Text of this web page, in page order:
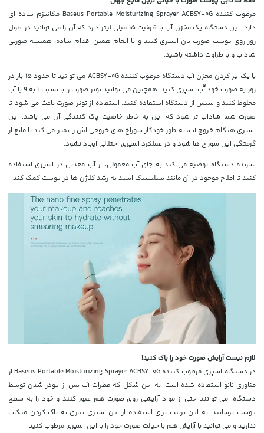
مرطوب کننده Baseus Portable Moisturizing Sprayer ACBSY-0G مکانیزم ساده ای
دارد. این دستگاه یک مخزن آب با ظرفیت 15 میلی لیتر دارد که آن را می توانید در طول
روز روی پوست صورت تان اسپری کنید و با انجام همین اقدام ساده، همیشه صورتی
شاداب و با طراوت داشته باشید.
با یک پر کردن مخزن آب دستگاه مرطوب کنندهACBSY-0G
می توانید تا حدود 15 بار در
روز به صورت خود آّب اسپری کنید. همچنین می توانید تونر صورت را با نسبت 1 به 9 با آب
مخلوط کنید و سپس از دستگاه استفاده کنید. استفاده از تونر صورت باعث می شود تا
صورت شما شاداب تر شود که این به خاطر خاصیت پاک کنندگی آن می باشد. این
اسپری هنگام خروج آب، به طور خودکار سوراخ های خروجی اش را تمیز می کند تا مانع از
گرفتگی این سوراخ ها شود و در عملکرد اسپری اختلالی ایجاد نشود.
سازنده دستگاه توصیه می کند به جای آب معمولی، از آب معدنی در اسپری استفاده
کنید تا املاح موجود در آن مانند سیلیسیک اسید به رشد کلاژن ها در پوست کمک کند.
لازم نیست آرایش صورت خود را پاک کنید!
در دستگاه اسپری مرطوب کننده Baseus Portable Moisturizing Sprayer ACBSY-0Gاز
فناوری نانو استفاده شده است. به این شکل که قطرات آب پس از پودر شدن توسط
دستگاه، می توانند حتی از مواد آرایشی روی صورت هم عبور کنند و خود را به سطح
پوست برسانند. به این ترتیب برای استفاده از این اسپری نیازی به پاک کردن میکاپ
ندارید و می توانید با آرایش هم با خیالت صورت خود را با این اسپری مرطوب کنید.